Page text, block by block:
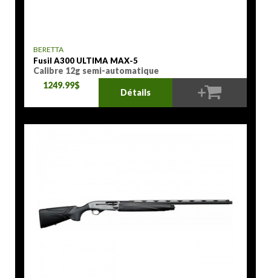
BERETTA
Fusil A300 ULTIMA MAX-5
Calibre 12g semi-automatique
1249.99$
Détails